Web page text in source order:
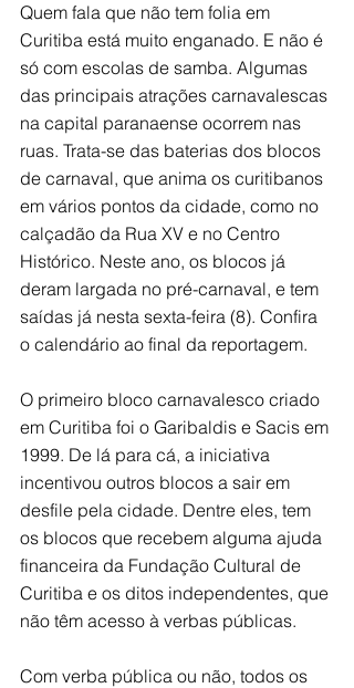
Quem fala que não tem folia em
Curitiba está muito enganado. E não é
só com escolas de samba. Algumas
das principais atrações carnavalescas
na capital paranaense ocorrem nas
ruas. Trata-se das baterias dos blocos
de carnaval, que anima os curitibanos
em vários pontos da cidade, como no
calçadão da Rua XV e no Centro
Histórico. Neste ano, os blocos já
deram largada no pré-carnaval, e tem
saídas já nesta sexta-feira (8). Confira
o calendário ao final da reportagem.
O primeiro bloco carnavalesco criado
em Curitiba foi o Garibaldis e Sacis em
1999. De lá para cá, a iniciativa
incentivou outros blocos a sair em
desfile pela cidade. Dentre eles, tem
os blocos que recebem alguma ajuda
financeira da Fundação Cultural de
Curitiba e os ditos independentes, que
não têm acesso à verbas públicas.
Com verba pública ou não, todos os